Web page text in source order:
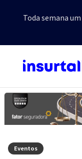
Toda semana
Eventos